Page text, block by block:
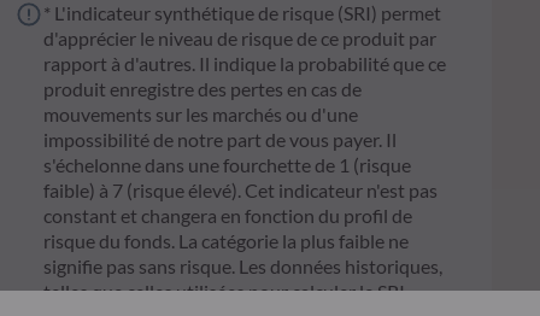
* L'indicateur synthétique de risque (SRI) permet
d'apprécier le niveau de risque de ce produit par
rapport à d'autres. Il indique la probabilité que ce
produit enregistre des pertes en cas de
mouvements sur les marchés ou d'une
impossibilité de notre part de vous payer. Il
s'échelonne dans une fourchette de 1 (risque
faible) à 7 (risque élevé). Cet indicateur n'est pas
constant et changera en fonction du profil de
risque du fonds. La catégorie la plus faible ne
signifie pas sans risque. Les données historiques,
telles que celles utilisées pour calculer le SRI,